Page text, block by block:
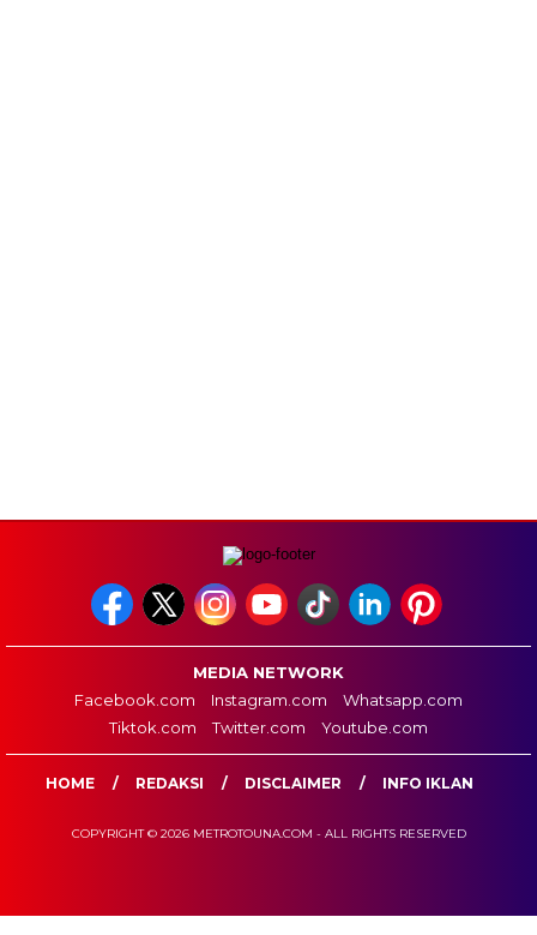
MEDIA NETWORK
Facebook.com
Instagram.com
Whatsapp.com
Tiktok.com
Twitter.com Youtube.com
HOME REDAKSI DISCLAIMER INFO IKLAN
COPYRIGHT © 2026 METROTOUNA.COM - ALL RIGHTS RESERVED